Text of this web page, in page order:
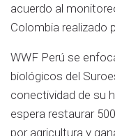
acuerdo al
Colombia realizado
WWF Perú se
biológicos del
conectividad de su
espera restaurar
por agricultura y